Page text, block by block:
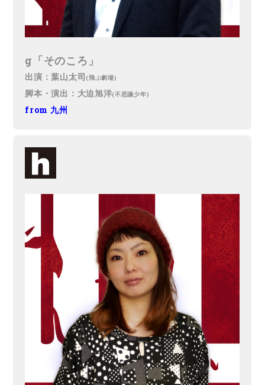
g「そのころ」
出演：葉山太司(飛ぶ劇場)
脚本・演出：大迫旭洋(不思議少年)
from 九州